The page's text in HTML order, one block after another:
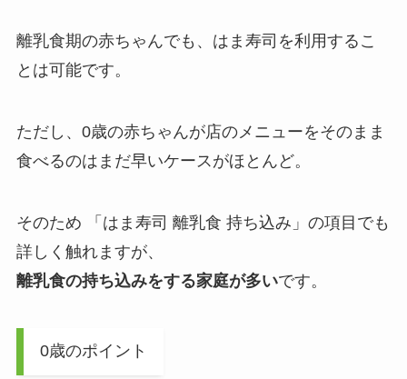
離乳食期の赤ちゃんでも、はま寿司を利用するこ
とは可能です。
ただし、0歳の赤ちゃんが店のメニューをそのまま
食べるのはまだ早いケースがほとんど。
そのため 「はま寿司 離乳食 持ち込み」の項目でも
詳しく触れますが、
離乳食の持ち込みをする家庭が多いです。
0歳のポイント